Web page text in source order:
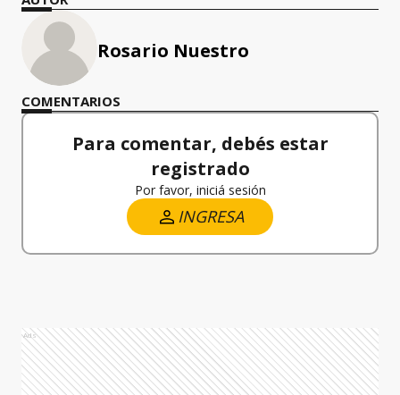
Rosario Nuestro
COMENTARIOS
Para comentar, debés estar
registrado
Por favor, iniciá sesión
INGRESA
Ads